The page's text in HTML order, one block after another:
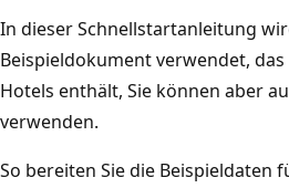
In dieser Schnellstartanleitung
Beispieldokument verwendet,
Hotels enthält, Sie können aber
verwenden.
So bereiten Sie die Beispieldaten